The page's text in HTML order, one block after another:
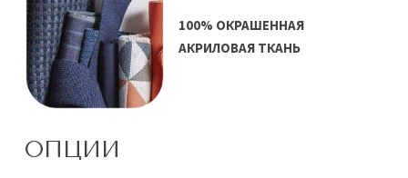
100% ОКРАШЕННАЯ
АКРИЛОВАЯ ТКАНЬ
ОПЦИИ